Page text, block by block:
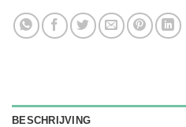
BESCHRIJVING